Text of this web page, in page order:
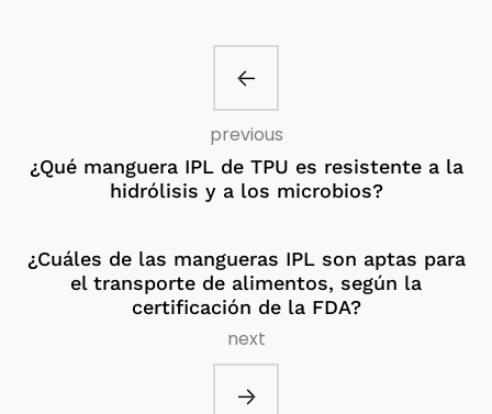
¿Qué manguera IPL de TPU es resistente a la
hidrólisis y a los microbios?
previous
¿Cuáles de las mangueras IPL son aptas para
el transporte de alimentos, según la
certificación de la FDA?
next